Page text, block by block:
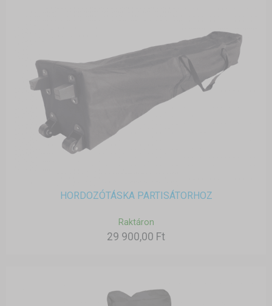
HORDOZÓTÁSKA PARTISÁTORHOZ
Raktáron
29 900,00 Ft